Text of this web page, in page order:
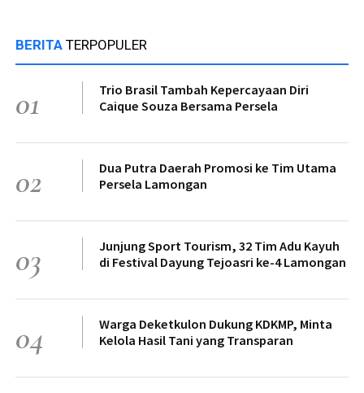
BERITA TERPOPULER
01
Trio Brasil Tambah Kepercayaan Diri
Caique Souza Bersama Persela
02
Dua Putra Daerah Promosi ke Tim Utama
Persela Lamongan
03
Junjung Sport Tourism, 32 Tim Adu Kayuh
di Festival Dayung Tejoasri ke-4 Lamongan
04
Warga Deketkulon Dukung KDKMP, Minta
Kelola Hasil Tani yang Transparan